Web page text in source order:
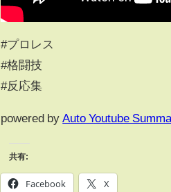
#プロレス
#格闘技
#反応集
powered by Auto Youtube
共有:
Facebook X